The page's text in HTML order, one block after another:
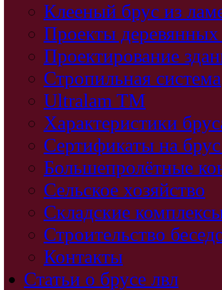
Клееный брус из
Проекты
Проектирование
Стропильная система
Ultralam TM
Характеристики
Сертификаты на
Большепролётные
Сельское хозяйство
Складские
Строительство
Контакты
Статьи о брусе лвл